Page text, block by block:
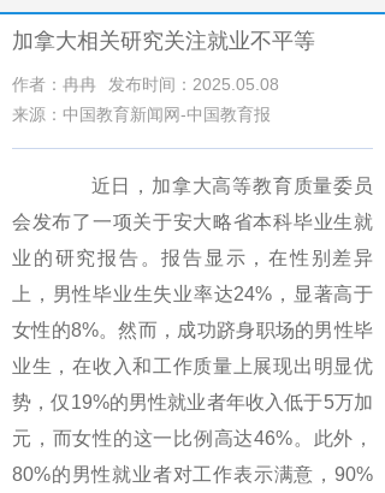
加拿大相关研究关注就业不平等
作者：冉冉
发布时间：2025.05.08
来源：中国教育新闻网-中国教育报
近日，加拿大高等教育质量委员
会发布了一项关于安大略省本科毕业生就
业的研究报告。报告显示，在性别差异
上，男性毕业生失业率达24%，显著高于
女性的8%。然而，成功跻身职场的男性毕
业生，在收入和工作质量上展现出明显优
势，仅19%的男性就业者年收入低于5万加
元，而女性的这一比例高达46%。此外，
80%的男性就业者对工作表示满意，90%